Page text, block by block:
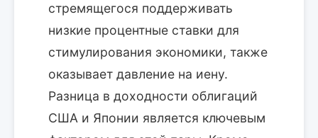
стремящегося поддерживать
низкие процентные ставки для
стимулирования экономики, также
оказывает давление на иену.
Разница в доходности облигаций
США и Японии является ключевым